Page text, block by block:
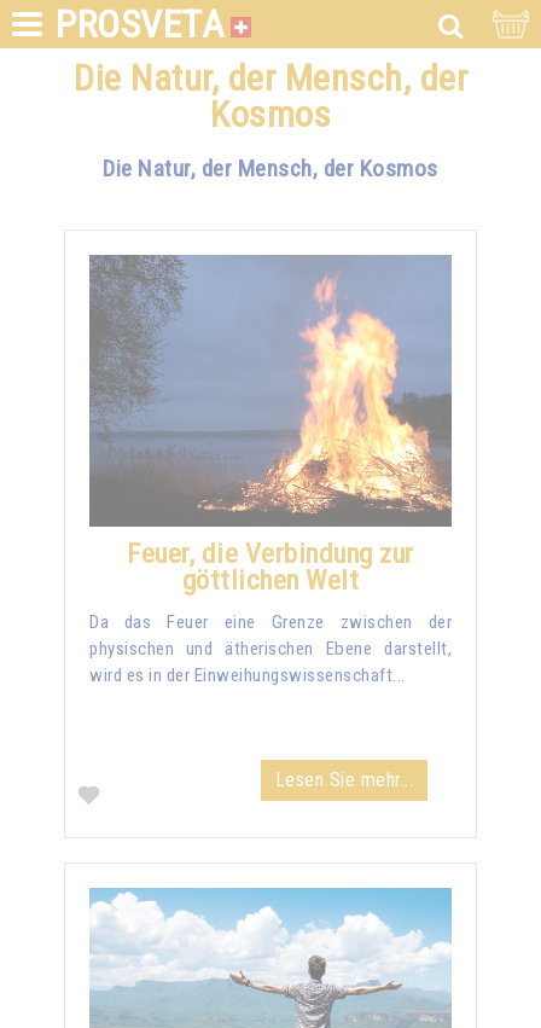
PROSVETA
Die Natur, der Mensch, der
Kosmos
Die Natur, der Mensch, der Kosmos
Feuer, die Verbindung zur
göttlichen Welt
Da das Feuer eine Grenze zwischen der
physischen und ätherischen Ebene darstellt,
wird es in der Einweihungswissenschaft...
Lesen Sie mehr...